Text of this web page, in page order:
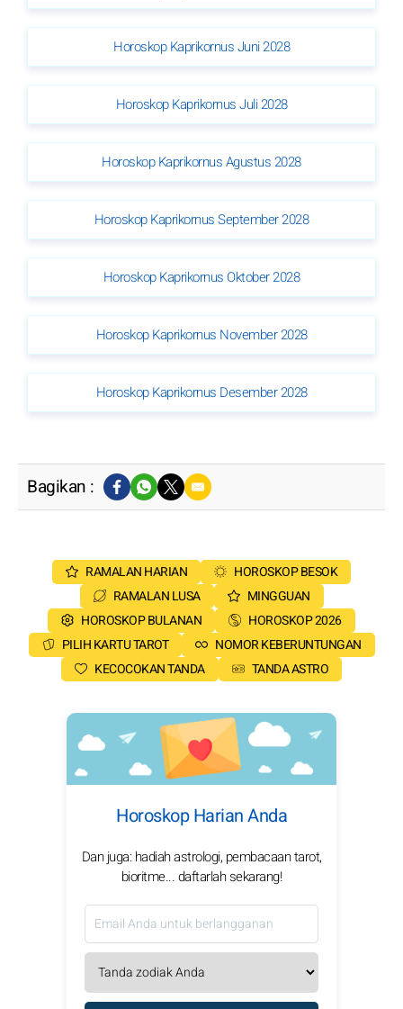
Horoskop Kaprikornus Juni 2028
Horoskop Kaprikornus Juli 2028
Horoskop Kaprikornus Agustus 2028
Horoskop Kaprikornus September 2028
Horoskop Kaprikornus Oktober 2028
Horoskop Kaprikornus November 2028
Horoskop Kaprikornus Desember 2028
Bagikan :
RAMALAN HARIAN
HOROSKOP BESOK
RAMALAN LUSA
MINGGUAN
HOROSKOP BULANAN
HOROSKOP 2026
PILIH KARTU TAROT
NOMOR KEBERUNTUNGAN
KECOCOKAN TANDA
TANDA ASTRO
Horoskop Harian Anda
Dan juga: hadiah astrologi, pembacaan tarot,
bioritme... daftarlah sekarang!